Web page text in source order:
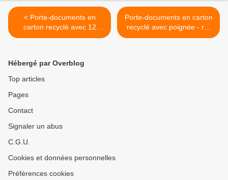
< Porte-documents en
carton recyclé avec 12
poches intérieures - ref
Porte-documents en carton
recyclé avec poignée - ref
GO50-12014 >
Hébergé par Overblog
Top articles
Pages
Contact
Signaler un abus
C.G.U.
Cookies et données personnelles
Préférences cookies